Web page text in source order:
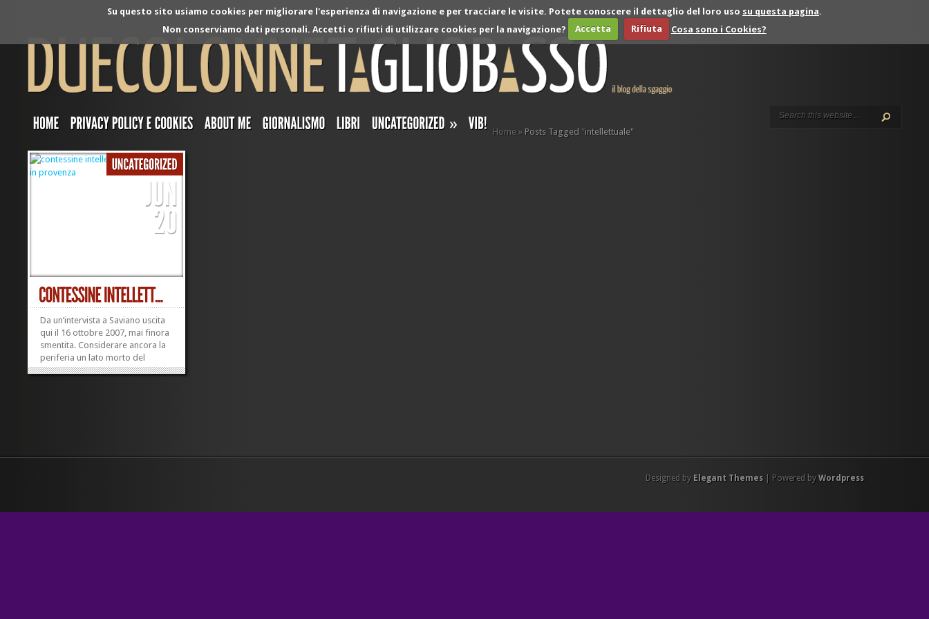
Su questo sito usiamo cookies per migliorare l'esperienza di navigazione e per tracciare le visite. Potete conoscere il dettaglio del loro uso su questa pagina.
Non conserviamo dati personali. Accetti o rifiuti di utilizzare cookies per la navigazione?
Accetta Rifiuta Cosa sono i Cookies?
» Home » Posts Tagged "intellettuale"
Da un’intervista a Saviano uscita
qui il 16 ottobre 2007, mai finora
smentita. Considerare ancora la
periferia un lato morto del
territorio è un’idiozia molto più
Designed by Elegant Themes| Powered by Wordpress